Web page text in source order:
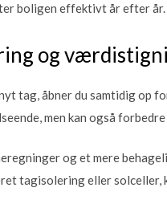
boligen effektivt år efter år.
og
tag, åbner du samtidig op
men kan også
og et mere
tagisolering eller